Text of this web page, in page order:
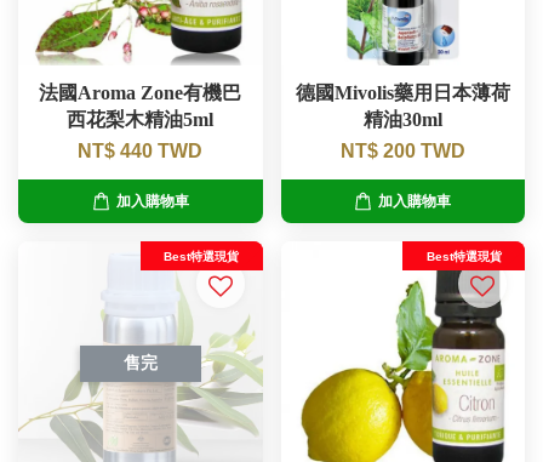
法國Aroma Zone有機巴
西花梨木精油5ml
NT$ 440 TWD
加入購物車
德國Mivolis藥用日本薄荷
精油30ml
NT$ 200 TWD
加入購物車
售完
Best特選現貨 Best特選現貨